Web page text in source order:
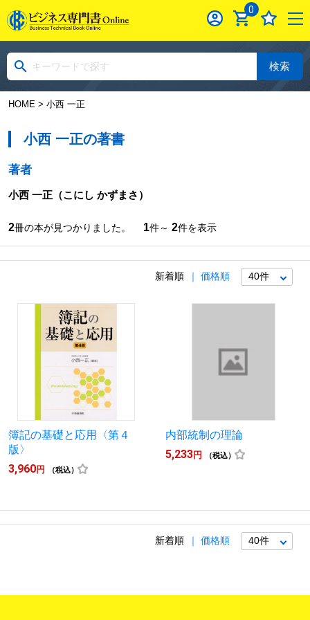
0
検索
HOME> 小西 一正
小西 一正の著書
著者
小西 一正（こにし かずまさ）
2冊の本が見つかりました。 1件～ 2件を表示
新着順 価格順
簿記の基礎と応用〈第４
版〉
3,960円 （税込）
内部統制の理論
5,233円 （税込）
新着順 価格順